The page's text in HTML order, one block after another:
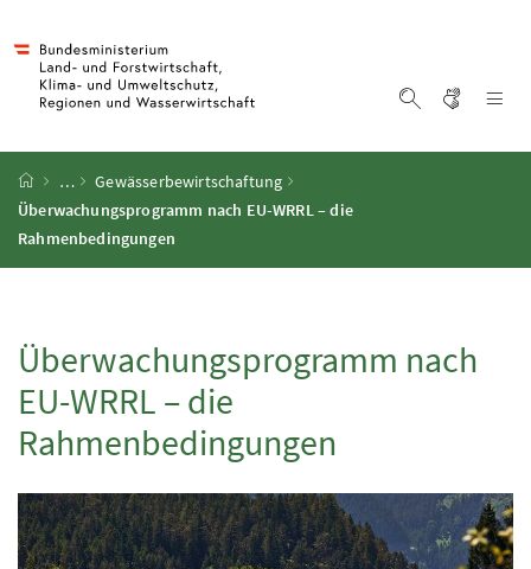
Startseite
…
Gewässerbewirtschaftung
Überwachungsprogramm nach EU-WRRL– die
Rahmenbedingungen
Überwachungsprogramm nach
EU-WRRL – die
Rahmenbedingungen